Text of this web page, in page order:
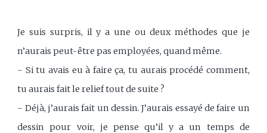
Je suis surpris, il y a une ou deux méthodes que je
n’aurais peut-être pas employées, quand même.
- Si tu avais eu à faire ça, tu aurais procédé comment,
tu aurais fait le relief tout de suite ?
- Déjà, j’aurais fait un dessin. J’aurais essayé de faire un
dessin pour voir, je pense qu’il y a un temps de